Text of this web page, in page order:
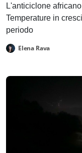
L'anticiclone
Temperature in
periodo
Elena Rava